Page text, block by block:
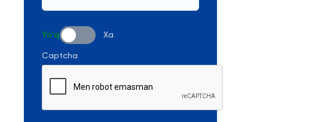
Yo'q Xa
Captcha